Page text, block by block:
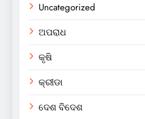
Uncategorized
ଅପରାଧ
କୃଷି
କ୍ରୀଡା
ଦେଶ ବିଦେଶ